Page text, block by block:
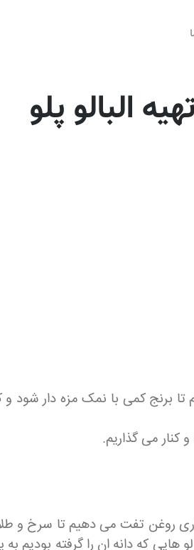
البالو پلو
برنج کمی با نمک مزه دار شود
می گذاریم.
روغن تفت می دهیم تا
هایی که دانه ان را گرفته